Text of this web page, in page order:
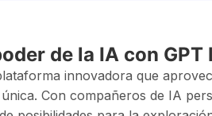
de la IA con GPT
innovadora que
Con compañeros de IA